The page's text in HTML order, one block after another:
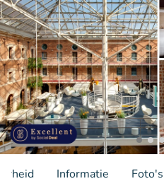
Informatie Foto's